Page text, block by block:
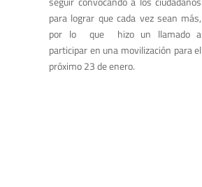
para lograr que cada vez sean más,
por lo que hizo un llamado a
participar en una movilización para el
próximo 23 de enero.